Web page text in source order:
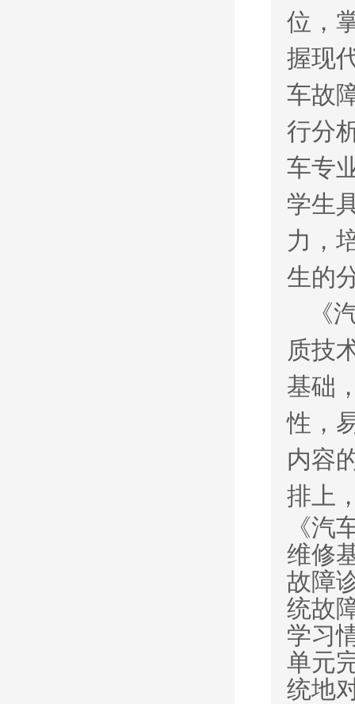
位，
握现
车故
行分
车专
学生
力，
生的
《
质技
基础
性，
内容
排上
《汽
维修
故障
统故
学习
单元
统地